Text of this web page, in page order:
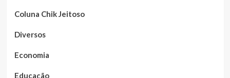
Coluna Chik Jeitoso
Diversos
Economia
Educação